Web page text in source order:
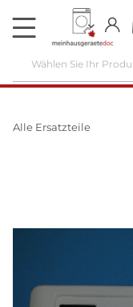
DE
Alle Ersatzteile